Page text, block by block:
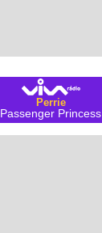
Perrie
Passenger Princess